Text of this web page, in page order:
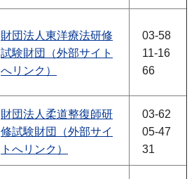
財団法人東洋療法研修
試験財団（外部サイト
へリンク）
03-58
11-16
66
財団法人柔道整復師研
修試験財団（外部サイ
トへリンク）
03-62
05-47
31